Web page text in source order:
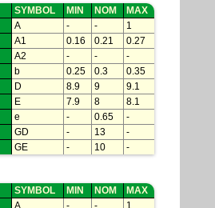
SYMBOL MIN NOM
MAX
A - -
1
A1 0.16 0.21
0.27
A2 - -
-
b 0.25 0.3
0.35
D 8.9 9
9.1
E 7.9 8
8.1
e - 0.65
-
GD - 13
-
GE - 10 -
SYMBOL MIN NOM
MAX
A - -
1